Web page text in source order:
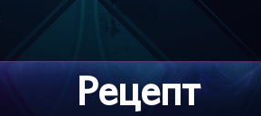
Рецепт